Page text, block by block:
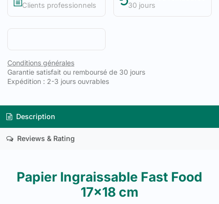
Clients professionnels
30 jours
Conditions générales
Garantie satisfait ou remboursé de 30 jours
Expédition : 2-3 jours ouvrables
Description
Reviews & Rating
Papier Ingraissable Fast Food
17x18 cm